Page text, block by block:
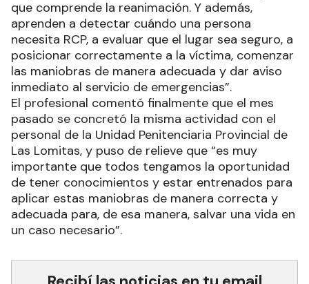
que comprende la reanimación. Y además,
aprenden a detectar cuándo una persona
necesita RCP, a evaluar que el lugar sea seguro, a
posicionar correctamente a la víctima, comenzar
las maniobras de manera adecuada y dar aviso
inmediato al servicio de emergencias”.
El profesional comentó finalmente que el mes
pasado se concretó la misma actividad con el
personal de la Unidad Penitenciaria Provincial de
Las Lomitas, y puso de relieve que “es muy
importante que todos tengamos la oportunidad
de tener conocimientos y estar entrenados para
aplicar estas maniobras de manera correcta y
adecuada para, de esa manera, salvar una vida en
un caso necesario”.